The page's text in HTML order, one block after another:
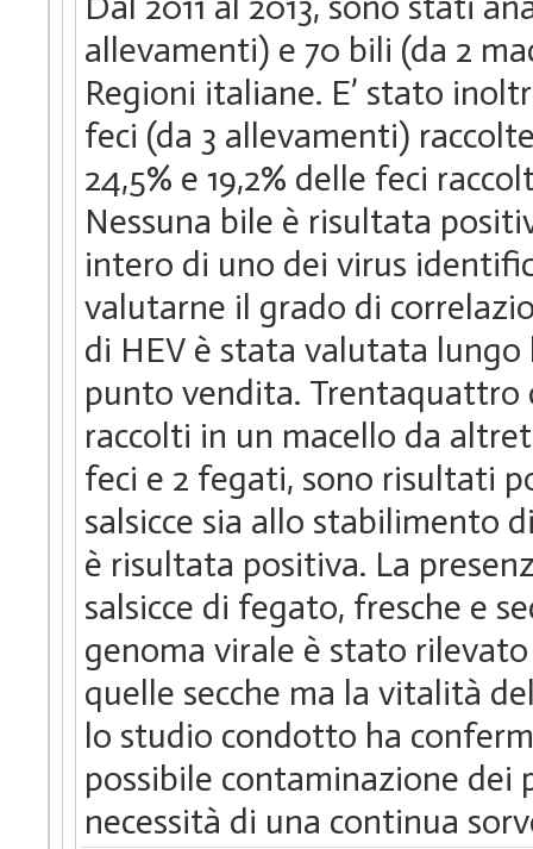
allevamenti) e 70 bili (da 2
Regioni italiane. E’ stato
feci (da 3 allevamenti)
24,5% e 19,2% delle feci
Nessuna bile è risultata
intero di uno dei virus
valutarne il grado di
di HEV è stata valutata
punto vendita. Trentaquattro
raccolti in un macello da
feci e 2 fegati, sono risultati
salsicce sia allo stabilimento
è risultata positiva. La
salsicce di fegato, fresche e
genoma virale è stato rilevato
quelle secche ma la vitalità
lo studio condotto ha
possibile contaminazione
necessità di una continua